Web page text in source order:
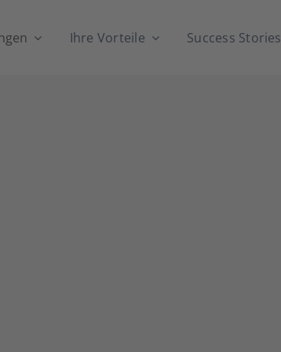
Ihre Vor­tei­le Suc­cess Sto­ries